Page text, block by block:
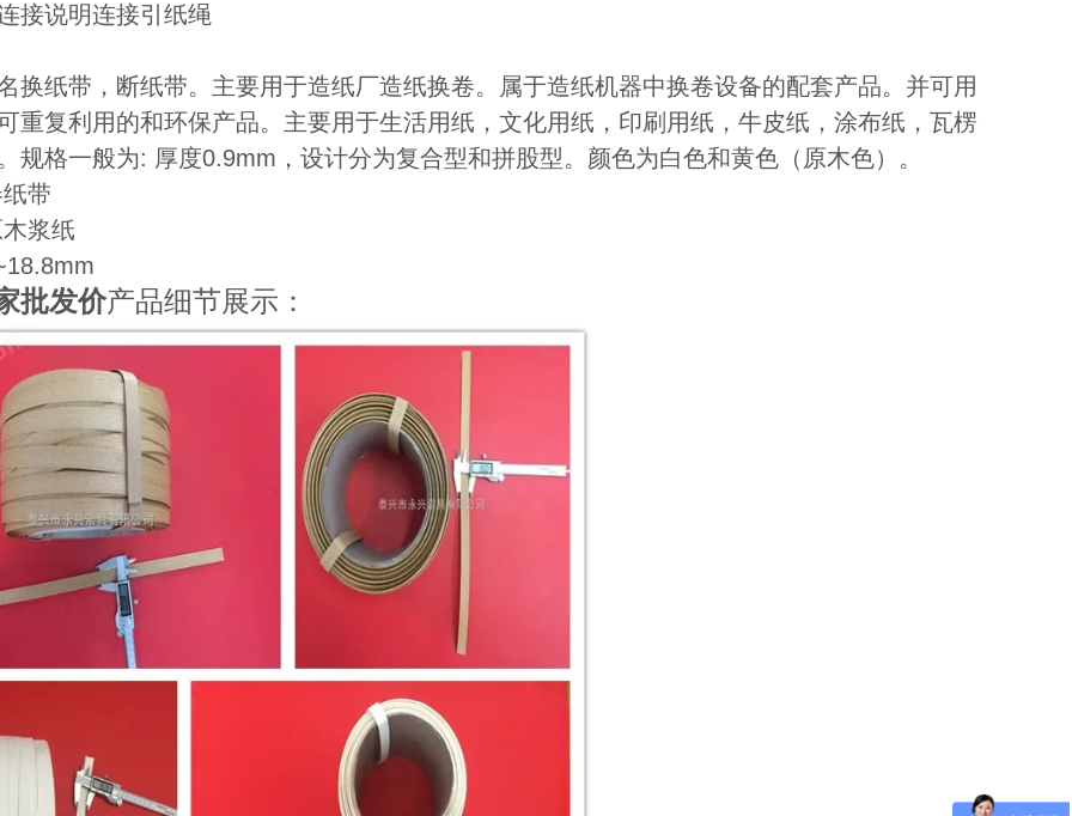
接说明连接引纸绳
换纸带，断纸带。主要用于造纸厂造纸换卷。属于造纸机器中换卷设备的配套产品。并可用
重复利用的和环保产品。主要用于生活用纸，文化用纸，印刷用纸，牛皮纸，涂布纸，瓦楞
规格一般为: 厚度0.9mm，设计分为复合型和拼股型。颜色为白色和黄色（原木色）。
带
浆纸
批发价产品细节展示：